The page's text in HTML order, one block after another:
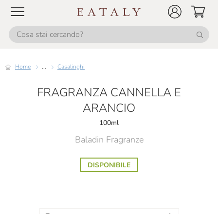
Home ... Casalinghi
FRAGRANZA CANNELLA E
ARANCIO
100ml
Baladin Fragranze
DISPONIBILE